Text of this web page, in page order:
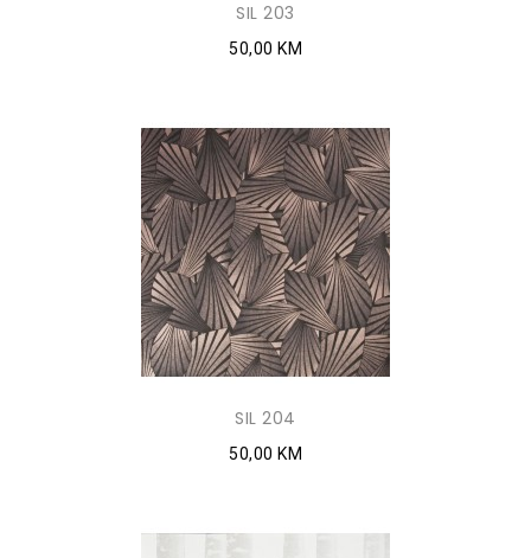
SIL 203
50,00 KM
SIL 204
50,00 KM